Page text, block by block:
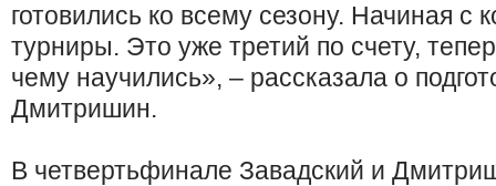
готовились ко всему сезону. Начиная с
турниры. Это уже третий по счету,
чему научились», – рассказала о
Дмитришин.
В четвертьфинале Завадский и